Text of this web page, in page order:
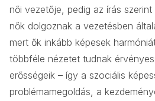
női vezetője, pedig az írás
nők dolgoznak a vezetésben
mert ők inkább képesek
többféle nézetet tudnak
erősségeik – így a szociális
problémamegoldás, a